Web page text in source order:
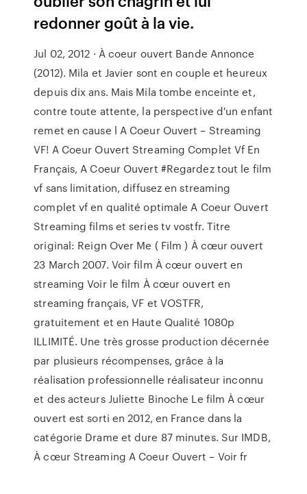
redonner goût à la vie.
Jul 02, 2012 · À coeur ouvert Bande Annonce
(2012). Mila et Javier sont en couple et heureux
depuis dix ans. Mais Mila tombe enceinte et,
contre toute attente, la perspective d'un enfant
remet en cause l A Coeur Ouvert – Streaming
VF! A Coeur Ouvert Streaming Complet Vf En
Français, A Coeur Ouvert #Regardez tout le film
vf sans limitation, diffusez en streaming
complet vf en qualité optimale A Coeur Ouvert
Streaming films et series tv vostfr. Titre
original: Reign Over Me ( Film ) À cœur ouvert
23 March 2007. Voir film À cœur ouvert en
streaming Voir le film À cœur ouvert en
streaming français, VF et VOSTFR,
gratuitement et en Haute Qualité 1080p
ILLIMITÉ. Une très grosse production décernée
par plusieurs récompenses, grâce à la
réalisation professionnelle réalisateur inconnu
et des acteurs Juliette Binoche Le film À cœur
ouvert est sorti en 2012, en France dans la
catégorie Drame et dure 87 minutes. Sur IMDB,
À cœur Streaming A Coeur Ouvert – Voir fr